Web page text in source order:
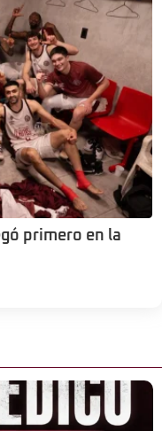
primero en la